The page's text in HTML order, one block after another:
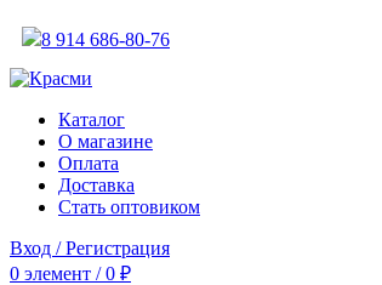
8 914 686-80-76
Каталог
О магазине
Оплата
Доставка
Стать оптовиком
Вход / Регистрация
0 элемент / 0 ₽